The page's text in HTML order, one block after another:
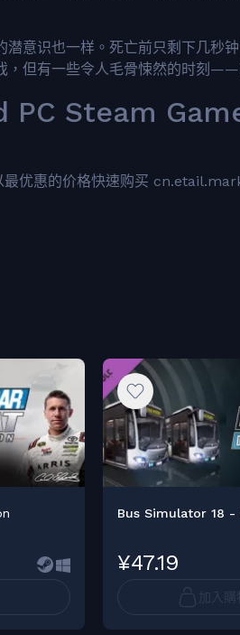
意识也一样。死亡前只剩下几秒
，但有一些令人毛骨悚然的时刻——
PC Steam
优惠的价格快速购买
Bus Simulator 18 -
¥47.19
加入購